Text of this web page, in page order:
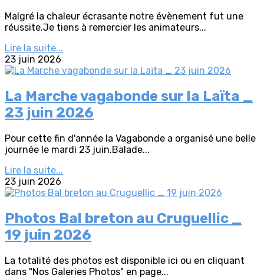
Malgré la chaleur écrasante notre évènement fut une
réussite.Je tiens à remercier les animateurs...
Lire la suite...
23 juin 2026
La Marche vagabonde sur la Laïta _
23 juin 2026
Pour cette fin d'année la Vagabonde a organisé une belle
journée le mardi 23 juin.Balade...
Lire la suite...
23 juin 2026
Photos Bal breton au Cruguellic _
19 juin 2026
La totalité des photos est disponible ici ou en cliquant
dans "Nos Galeries Photos" en page...